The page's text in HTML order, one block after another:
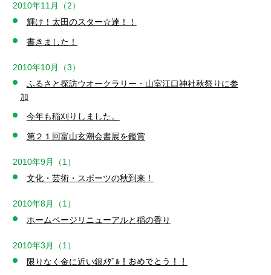
2010年11月（2）
輝け！太田のスター☆達！！
書きました！
2010年10月（3）
ふるさと探訪ウオークラリー・山室江口神社秋祭りに参
加
今年も稲刈りしました。
第２１回富山玄潮会書展を鑑賞
2010年9月（1）
文化・芸術・スポーツの秋到来！
2010年8月（1）
ホームページリニューアルと稲の香り
2010年3月（1）
限りなく金に近い銀ﾒﾀﾞﾙ！おめでとう！！